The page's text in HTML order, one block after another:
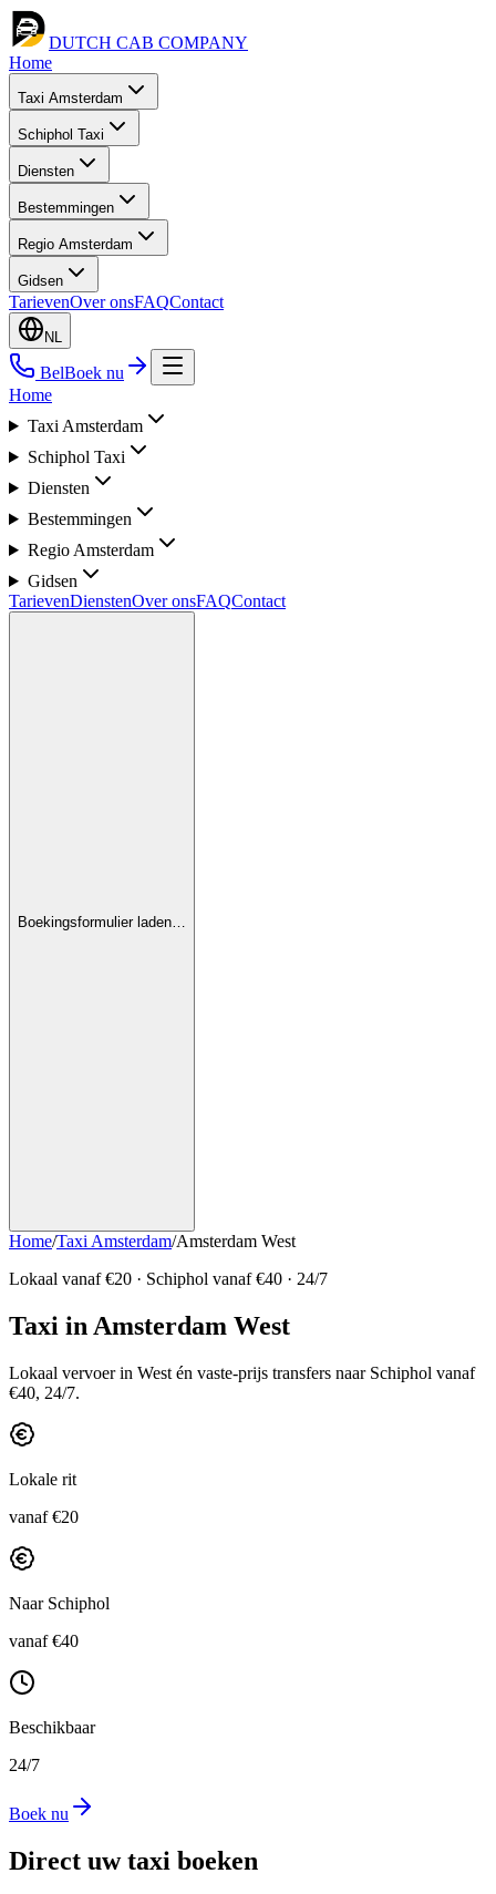
DUTCH CAB COMPANY
Home
Taxi Amsterdam
Schiphol Taxi
Diensten
Bestemmingen
Regio Amsterdam
Gidsen
TarievenOver onsFAQContact
NL
BelBoek nu
Home
Taxi Amsterdam
Schiphol Taxi
Diensten
Bestemmingen
Regio Amsterdam
Gidsen
TarievenDienstenOver onsFAQContact
Boekingsformulier laden…
Home/Taxi Amsterdam/Amsterdam West
Lokaal vanaf€20 · Schiphol vanaf€40 · 24/7
Taxi in Amsterdam West
Lokaal vervoer in West én vaste-prijs transfers naar Schiphol vanaf
€40, 24/7.
Lokale rit
vanaf €20
Naar Schiphol
vanaf €40
Beschikbaar
24/7
Boek nu
Direct uw taxi boeken